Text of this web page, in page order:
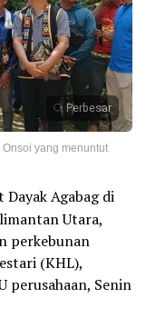
Perbesar
yang menuntut
Agabag di
Utara,
perkebunan
(KHL),
perusahaan, Senin